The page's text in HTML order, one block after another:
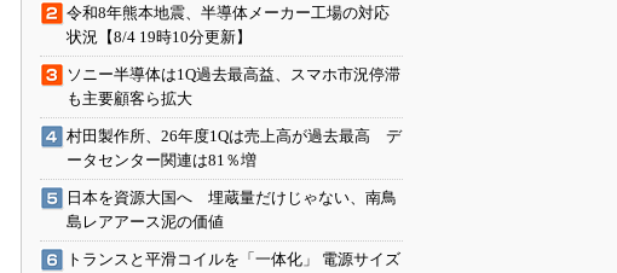
令和8年熊本地震、半導体メーカー工場の対応
状況【8/4 19時10分更新】
ソニー半導体は1Q過去最高益、スマホ市況停滞
も主要顧客ら拡大
村田製作所、26年度1Qは売上高が過去最高 デ
ータセンター関連は81％増
日本を資源大国へ 埋蔵量だけじゃない、南鳥
島レアアース泥の価値
トランスと平滑コイルを「一体化」 電源サイズ